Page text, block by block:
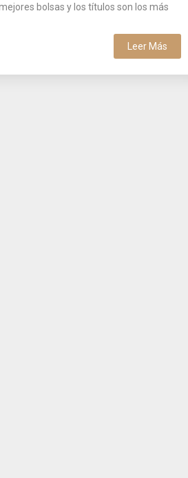
bolsas y los títulos son los más
Leer Más